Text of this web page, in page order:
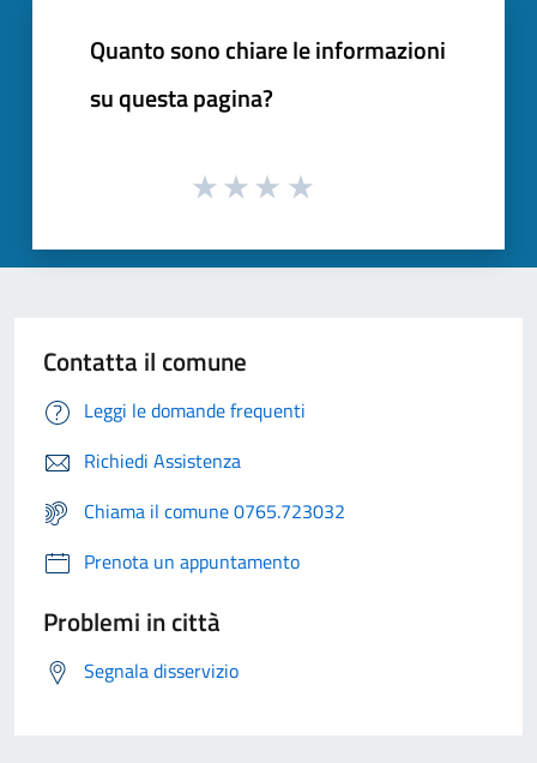
Quanto sono chiare le informazioni
su questa pagina?
Contatta il comune
Leggi le domande frequenti
Richiedi Assistenza
Chiama il comune 0765.723032
Prenota un appuntamento
Problemi in città
Segnala disservizio